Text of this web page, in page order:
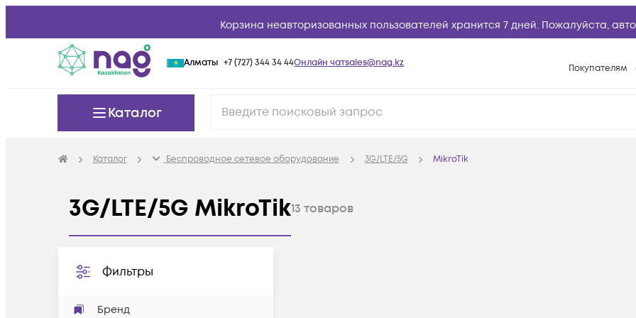
Корзина неавторизованных пользователей хранится 7 дней. Пожалуйста,
Алматы +7 (727) 344 34 44Онлайн чатsales@nag.kz Покупателям
Каталог
Каталог Беспроводное сетевое оборудование 3G/LTE/5G MikroTik
3G/LTE/5G MikroTik13 товаров
Фильтры
Бренд